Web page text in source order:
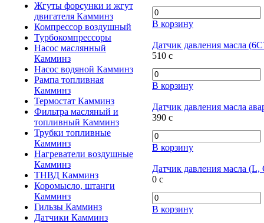
Жгуты форсунки и жгут
двигателя Камминз
Компрессор воздушный
Турбокомпрессоры
Насос маслянный
Камминз
Насос водяной Камминз
Рампа топливная
Камминз
Термостат Камминз
Фильтра масляный и
топливный Камминз
Трубки топливные
Камминз
Нагреватели воздушные
Камминз
ТНВД Камминз
Коромысло, штанги
Камминз
Гильзы Камминз
Датчики Камминз
В корзину
Датчик давления масла
510 c
В корзину
Датчик давления масла
390 c
В корзину
Датчик давления масла
0 c
В корзину